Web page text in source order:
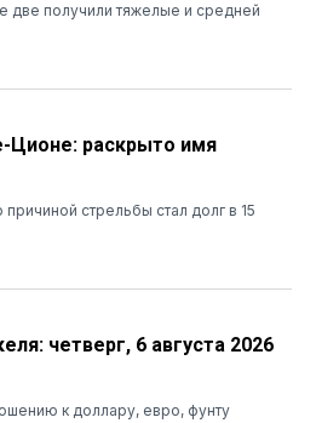
две получили тяжелые и средней
Ционе: раскрыто имя
стрельбы стал долг в 15
четверг, 6 августа 2026
к доллару, евро, фунту